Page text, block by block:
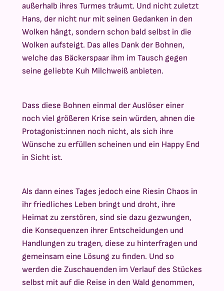
außerhalb ihres Turmes träumt. Und nicht zuletzt
Hans, der nicht nur mit seinen Gedanken in den
Wolken hängt, sondern schon bald selbst in die
Wolken aufsteigt. Das alles Dank der Bohnen,
welche das Bäckerspaar ihm im Tausch gegen
seine geliebte Kuh Milchweiß anbieten.
Dass diese Bohnen einmal der Auslöser einer
noch viel größeren Krise sein würden, ahnen die
Protagonist:innen noch nicht, als sich ihre
Wünsche zu erfüllen scheinen und ein Happy End
in Sicht ist.
Als dann eines Tages jedoch eine Riesin Chaos in
ihr friedliches Leben bringt und droht, ihre
Heimat zu zerstören, sind sie dazu gezwungen,
die Konsequenzen ihrer Entscheidungen und
Handlungen zu tragen, diese zu hinterfragen und
gemeinsam eine Lösung zu finden. Und so
werden die Zuschauenden im Verlauf des Stückes
selbst mit auf die Reise in den Wald genommen,